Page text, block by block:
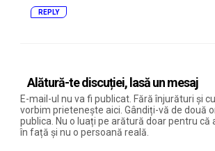
REPLY
Alătură-te discuției, lasă un mesaj
E-mail-ul nu va fi publicat. Fără înjurături și
vorbim prietenește aici. Gândiți-vă de două
publica. Nu o luați pe arătură doar pentru că
în față și nu o persoană reală.